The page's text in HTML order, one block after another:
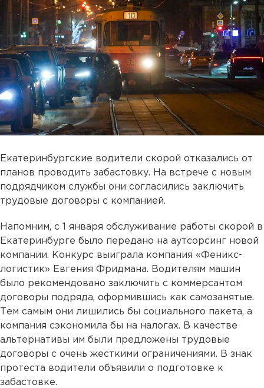
Екатеринбургские водители скорой отказались от
планов проводить забастовку. На встрече с новым
подрядчиком службы они согласились заключить
трудовые договоры с компанией.
Напомним, с 1 января обслуживание работы скорой в
Екатеринбурге было передано на аутсорсинг новой
компании. Конкурс выиграла компания «Феникс-
логистик» Евгения Фридмана. Водителям машин
было рекомендовано заключить с коммерсантом
договоры подряда, оформившись как самозанятые.
Тем самым они лишились бы социального пакета, а
компания сэкономила бы на налогах. В качестве
альтернативы им были предложены трудовые
договоры с очень жесткими ограничениями. В знак
протеста водители объявили о подготовке к
забастовке.